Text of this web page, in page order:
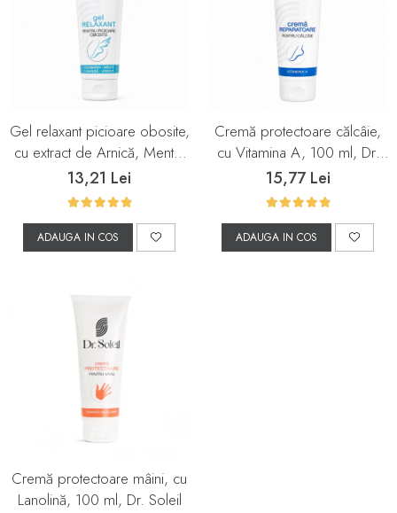
Gel relaxant picioare obosite,
cu extract de Arnică, Mentă,
Rozmarin și Lavandă, 100 ml,
Dr. Soleil
13,21 Lei
ADAUGA IN COS
Cremă protectoare călcâie,
cu Vitamina A, 100 ml, Dr.
Soleil
15,77 Lei
ADAUGA IN COS
Cremă protectoare mâini, cu
Lanolină, 100 ml, Dr. Soleil